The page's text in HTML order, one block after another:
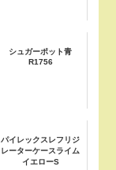
シュガーポット青
R1756
パイレックスレフリジ
レーターケースライム
イエローS